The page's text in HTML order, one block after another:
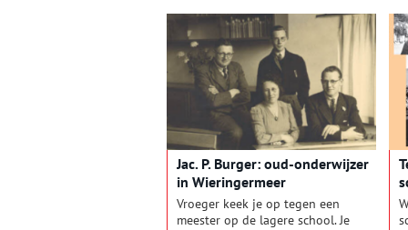
Jac. P. Burger: oud-onderwijzer
in Wieringermeer
Vroeger keek je op tegen een
meester op de lagere school. Je